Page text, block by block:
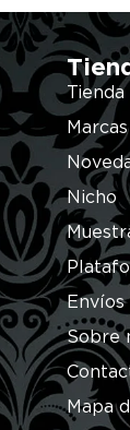
Tienda
Marcas
Nicho
Envíos
Sobre
Mapa